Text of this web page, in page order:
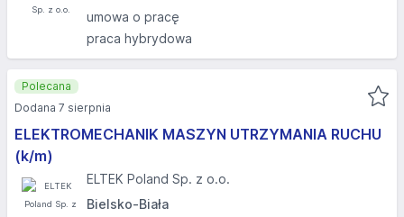
umowa o pracę
praca hybrydowa
ELEKTROMECHANIK MASZYN UTRZYMANIA RUCHU
(k/m)
ELTEK Poland Sp. z o.o.
Bielsko-Biała
Polecana
Dodana 7 sierpnia